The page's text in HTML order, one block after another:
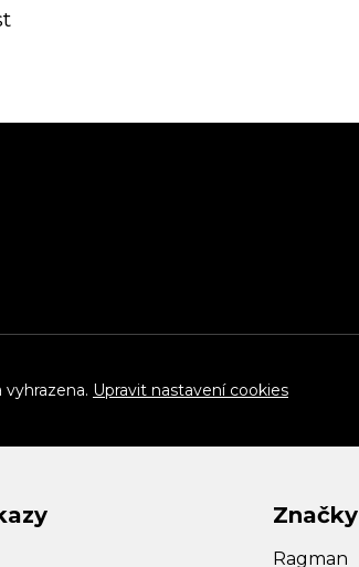
vyhrazena. Upravit nastavení cookies
Značky
Ragman